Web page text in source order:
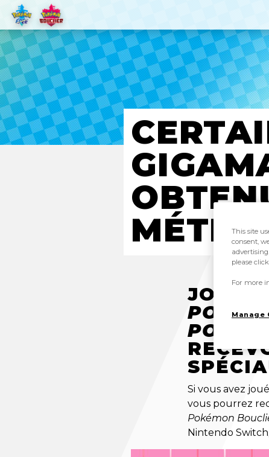
JOUEZ
Si vous avez
vous pourrez
Pokémon
Nintendo
This site
consent,
please
For more
Manage